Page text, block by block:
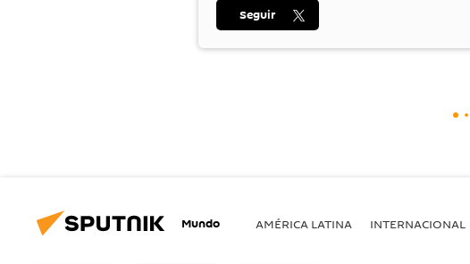
Seguir
Mundo AMÉRICA LATINA INTERNACIONAL